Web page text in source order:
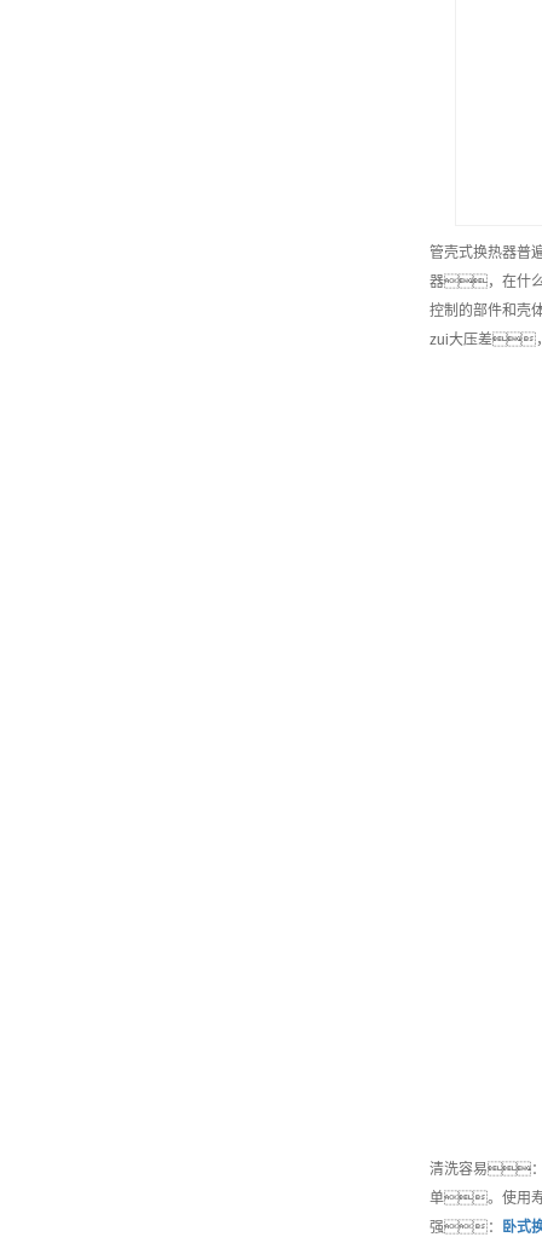
管壳式换热器普
器，在什
控制的部件和
zui大压差
清洗容易
单。使用
强：
卧式